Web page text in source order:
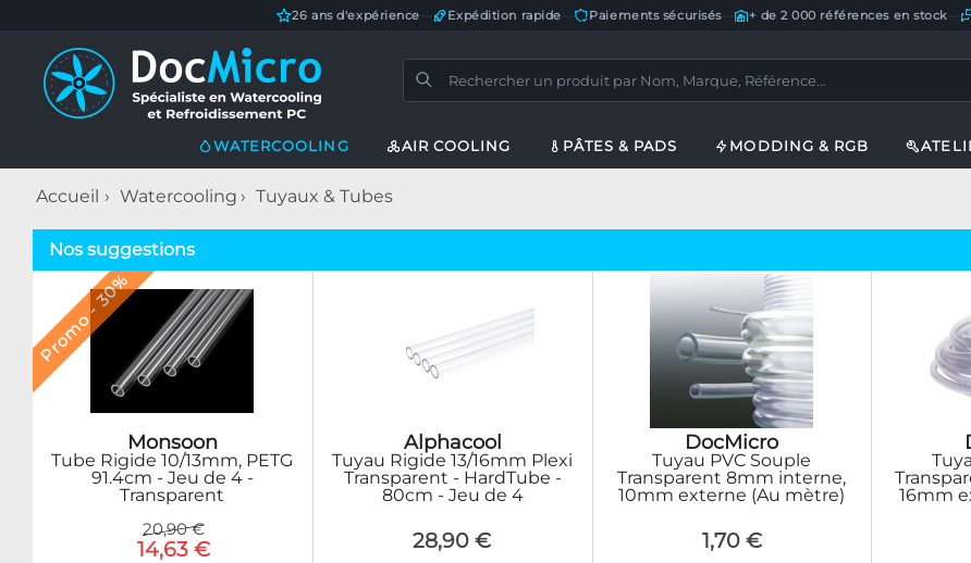
26 ans d'expérience Expédition rapide Paiements sécurisés— + de 2 000 références en stock
WATERCOOLING AIR COOLING PÂTES & PADS MODDING & RGB
Accueil Watercooling Tuyaux & Tubes
Nos suggestions
Promo - 30%
Monsoon
Tube Rigide 10/13mm, PETG
91.4cm - Jeu de 4 -
Transparent
20,90 €
14,63 €
Alphacool
Tuyau Rigide 13/16mm Plexi
Transparent - HardTube -
80cm - Jeu de 4
28,90 €
DocMicro
Tuyau PVC Souple
Transparent 8mm interne,
10mm externe (Au mètre)
1,70 €
16mm